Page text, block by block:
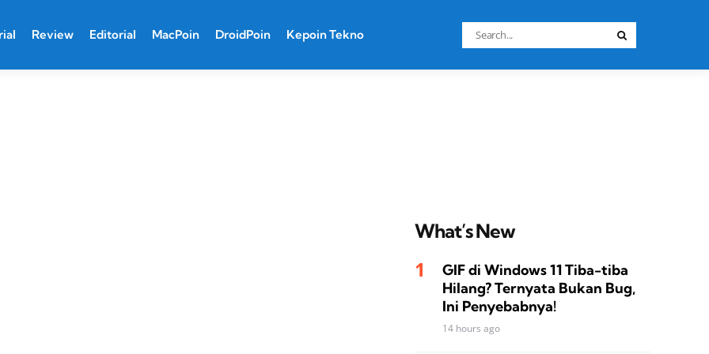
Review Editorial MacPoin DroidPoin Kepoin Tekno
Search
for:
What’s New
GIF di Windows 11 Tiba-tiba
Hilang? Ternyata Bukan Bug,
Ini Penyebabnya!
14 hours ago